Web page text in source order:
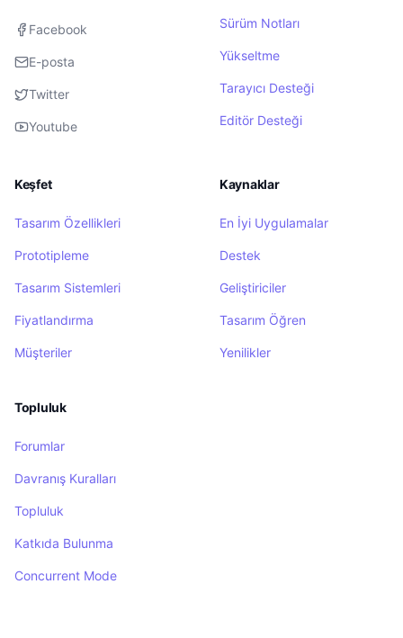
Facebook
E-posta
Twitter
Youtube
Sürüm Notları
Yükseltme
Tarayıcı Desteği
Editör Desteği
Keşfet
Tasarım Özellikleri
Prototipleme
Tasarım Sistemleri
Fiyatlandırma
Müşteriler
Kaynaklar
En İyi Uygulamalar
Destek
Geliştiriciler
Tasarım Öğren
Yenilikler
Topluluk
Forumlar
Davranış Kuralları
Topluluk
Katkıda Bulunma
Concurrent Mode